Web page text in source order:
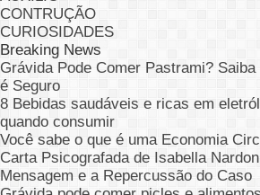
CONTRUÇÃO
CURIOSIDADES
Breaking News
Grávida Pode Comer Pastrami?
é Seguro
8 Bebidas saudáveis e ricas em
quando consumir
Você sabe o que é uma Economia
Carta Psicografada de Isabella
Mensagem e a Repercussão do Caso